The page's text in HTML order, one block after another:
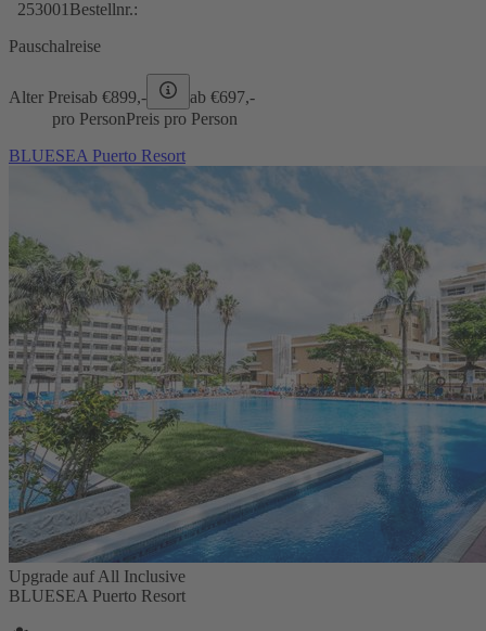
253001 Bestellnr.:
Pauschalreise
Alter Preisab €899,- ab €697,-
pro PersonPreis pro Person
BLUESEA Puerto Resort
Upgrade auf All Inclusive
BLUESEA Puerto Resort